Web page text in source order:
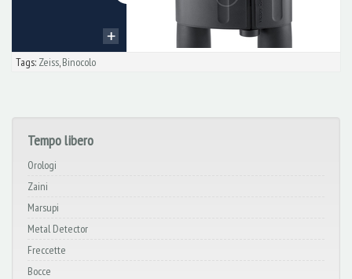
Tags: Zeiss,Binocolo
Tempo libero
Orologi
Zaini
Marsupi
Metal Detector
Freccette
Bocce